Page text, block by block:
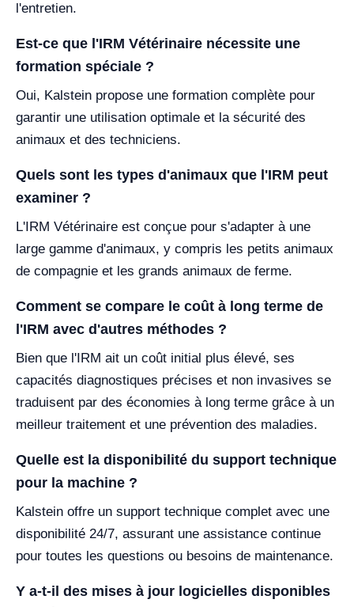
l'entretien.
Est-ce que l'IRM Vétérinaire nécessite une
formation spéciale ?
Oui, Kalstein propose une formation complète pour
garantir une utilisation optimale et la sécurité des
animaux et des techniciens.
Quels sont les types d'animaux que l'IRM peut
examiner ?
L'IRM Vétérinaire est conçue pour s'adapter à une
large gamme d'animaux, y compris les petits animaux
de compagnie et les grands animaux de ferme.
Comment se compare le coût à long terme de
l'IRM avec d'autres méthodes ?
Bien que l'IRM ait un coût initial plus élevé, ses
capacités diagnostiques précises et non invasives se
traduisent par des économies à long terme grâce à un
meilleur traitement et une prévention des maladies.
Quelle est la disponibilité du support technique
pour la machine ?
Kalstein offre un support technique complet avec une
disponibilité 24/7, assurant une assistance continue
pour toutes les questions ou besoins de maintenance.
Y a-t-il des mises à jour logicielles disponibles